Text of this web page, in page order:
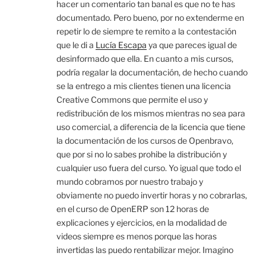
hacer un comentario tan banal es que no te has
documentado. Pero bueno, por no extenderme en
repetir lo de siempre te remito a la contestación
que le di a Lucía Escapa ya que pareces igual de
desinformado que ella. En cuanto a mis cursos,
podría regalar la documentación, de hecho cuando
se la entrego a mis clientes tienen una licencia
Creative Commons que permite el uso y
redistribución de los mismos mientras no sea para
uso comercial, a diferencia de la licencia que tiene
la documentación de los cursos de Openbravo,
que por si no lo sabes prohibe la distribución y
cualquier uso fuera del curso. Yo igual que todo el
mundo cobramos por nuestro trabajo y
obviamente no puedo invertir horas y no cobrarlas,
en el curso de OpenERP son 12 horas de
explicaciones y ejercicios, en la modalidad de
videos siempre es menos porque las horas
invertidas las puedo rentabilizar mejor. Imagino